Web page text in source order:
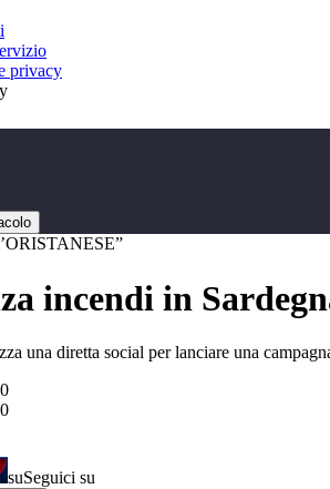
privacy
incendi in
una diretta social per lanciare una
suSeguici su